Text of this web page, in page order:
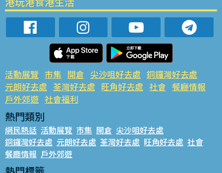
活動展覽 市集 開倉 尖沙咀好去處 銅鑼灣好去處
元朗好去處 荃灣好去處 旺角好去處 社會 餐廳情報
戶外郊遊 社會福利
熱門類別
網民熱話 活動展覽 市集 開倉 尖沙咀好去處
銅鑼灣好去處 元朗好去處 荃灣好去處 旺角好去處 社會
餐廳情報 戶外郊遊